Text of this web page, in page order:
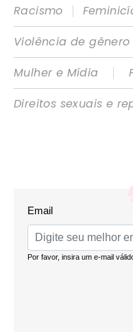
Racismo
|
Violência de
Mulher e Mídia
|
Direitos sexuais e